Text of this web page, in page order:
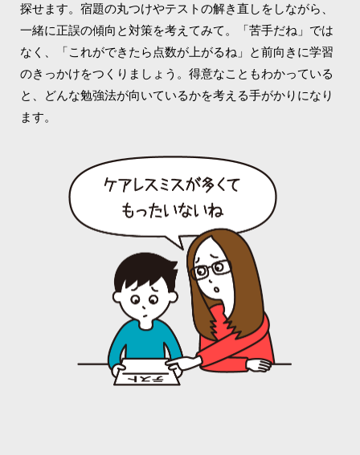
探せます。宿題の丸つけやテストの解き直しをしながら、
一緒に正誤の傾向と対策を考えてみて。「苦手だね」では
なく、「これができたら点数が上がるね」と前向きに学習
のきっかけをつくりましょう。得意なこともわかっている
と、どんな勉強法が向いているかを考える手がかりになり
ます。